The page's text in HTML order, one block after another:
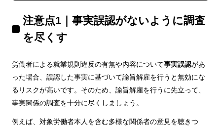
注意点1｜事実誤認がないように調査
を尽くす
労働者による就業規則違反の有無や内容について事実誤認があ
った場合、誤認した事実に基づいて諭旨解雇を行うと無効にな
るリスクが高いです。そのため、諭旨解雇を行うに先立って、
事実関係の調査を十分に尽くしましょう。
例えば、対象労働者本人を含む多様な関係者の意見を聴きつ